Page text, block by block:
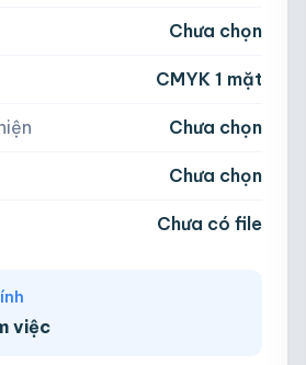
+ hộp
PSD, PNG, JPG (tối đa 50MB)
Chưa chọn
CMYK 1 mặt
Chưa chọn
Chưa chọn
Chưa có file
việc